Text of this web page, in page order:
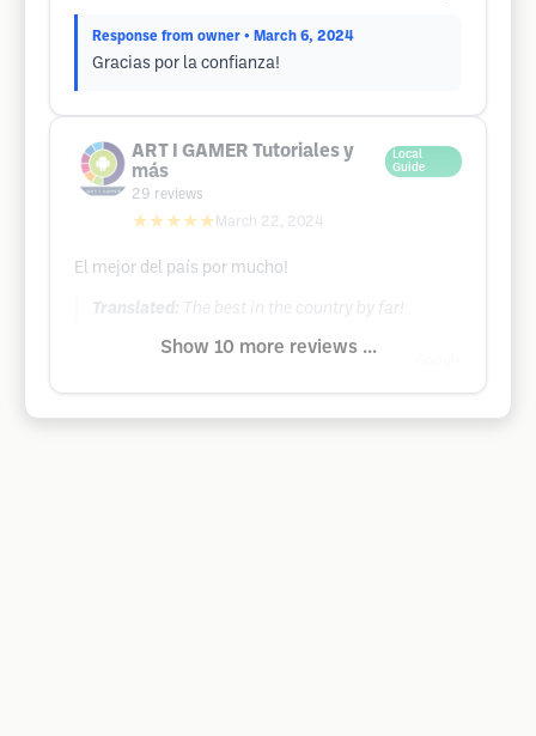
Response from owner • March 6, 2024
Gracias por la confianza!
ART I GAMER Tutoriales y
más
Local
Guide
29 reviews
★★★★★ March 22, 2024
El mejor del país por mucho!
Translated: The best in the country by far!
Show 10 more reviews ...